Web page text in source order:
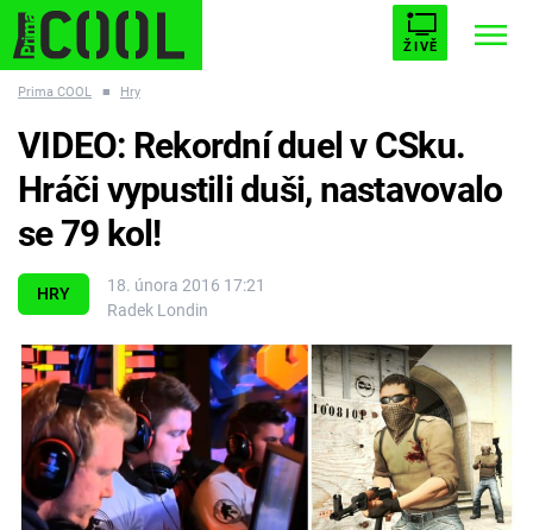
ŽIVĚ
ESCAPE PLNEJ KOTEL AVENGERS 5
Témata
Filmy
Seriály
Hry
Prima COOL ■ Hry
HRY
18. února 2016 17:21
Radek Londin
VIDEO: Rekordní duel v CSku.
Hráči vypustili duši, nastavovalo
se 79 kol!